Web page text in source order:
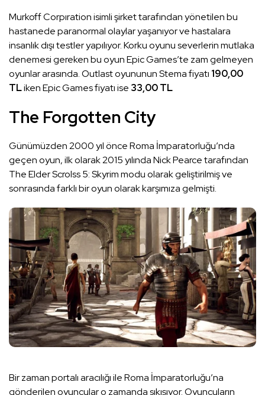
Murkoff Corpıration isimli şirket tarafından yönetilen bu
hastanede paranormal olaylar yaşanıyor ve hastalara
insanlık dışı testler yapılıyor. Korku oyunu severlerin mutlaka
denemesi gereken bu oyun Epic Games’te zam gelmeyen
oyunlar arasında. Outlast oyununun Stema fiyatı 190,00
TLiken Epic Games fiyatı ise 33,00 TL
The Forgotten City
Günümüzden 2000 yıl önce Roma İmparatorluğu’nda
geçen oyun, ilk olarak 2015 yılında Nick Pearce tarafından
The Elder Scrolss 5: Skyrim modu olarak geliştirilmiş ve
sonrasında farklı bir oyun olarak karşımıza gelmişti.
Bir zaman portalı aracılığı ile Roma İmparatorluğu’na
gönderilen oyuncular o zamanda sıkışıyor. Oyuncuların